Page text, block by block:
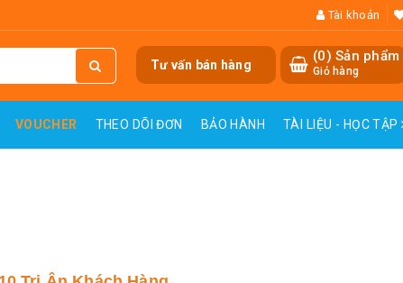
Tài khoản
(0) Sản phẩm
Giỏ hàng
Tư vấn bán hàng
VOUCHER THEO DÕI ĐƠN BẢO HÀNH TÀI LIỆU - HỌC TẬP